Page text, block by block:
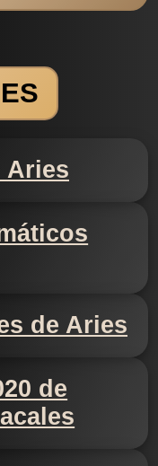
Aries
de Aries
de